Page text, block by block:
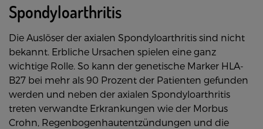
Spondyloarthritis
Die Auslöser der axialen Spondyloarthritis sind nicht
bekannt. Erbliche Ursachen spielen eine ganz
wichtige Rolle. So kann der genetische Marker HLA-
B27 bei mehr als 90 Prozent der Patienten gefunden
werden und neben der axialen Spondyloarthritis
treten verwandte Erkrankungen wie der Morbus
Crohn, Regenbogenhautentzündungen und die